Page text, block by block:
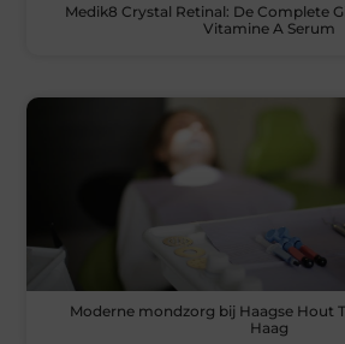
Medik8 Crystal Retinal: De Complete
Vitamine A Serum
Moderne mondzorg bij Haagse Hout
Haag